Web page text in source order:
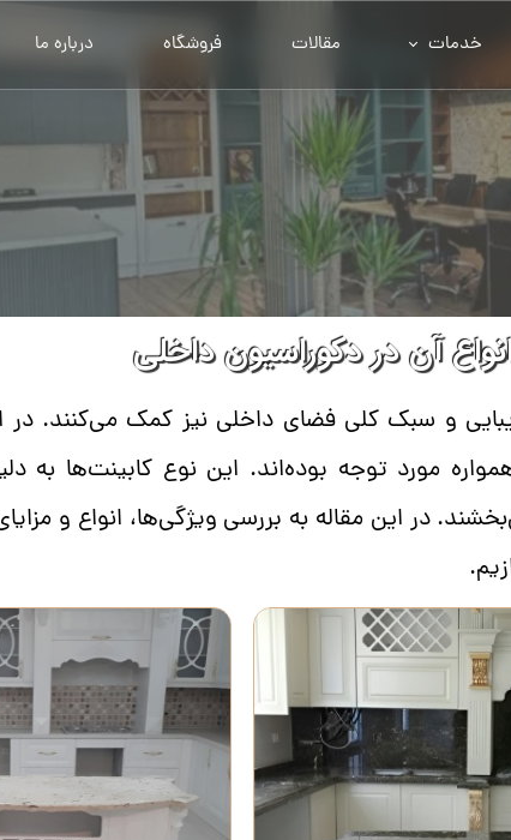
خدمات مقالات فروشگاه درباره ما
آن در دکوراسیون داخلی​​​​​​​
و سبک کلی فضای داخلی نیز کمک می‌کنند. در
مورد توجه بوده‌اند. این نوع کابینت‌ها به
در این مقاله به بررسی ویژگی‌ها، انواع و